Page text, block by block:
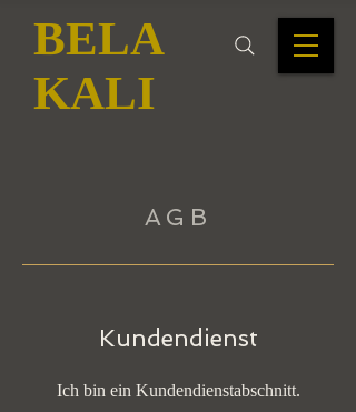
BELA
KALI
AGB
Kundendienst
Ich bin ein Kundendienstabschnitt.